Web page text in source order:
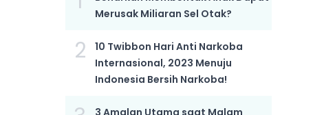
Merusak Miliaran Sel Otak?
2
10 Twibbon Hari Anti Narkoba
Internasional, 2023 Menuju
Indonesia Bersih Narkoba!
3 Amalan Utama saat Malam